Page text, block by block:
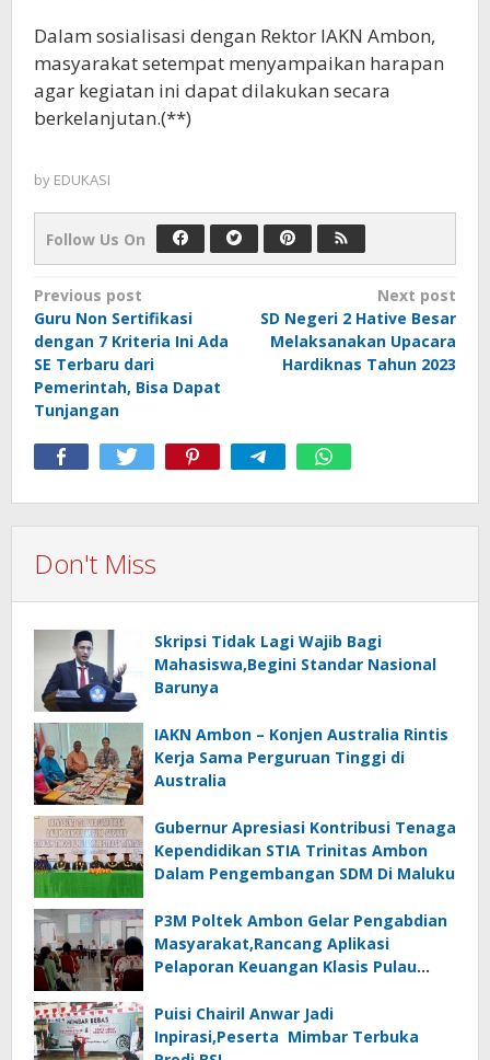
Dalam sosialisasi dengan Rektor IAKN Ambon,
masyarakat setempat menyampaikan harapan
agar kegiatan ini dapat dilakukan secara
berkelanjutan.(**)
by EDUKASI
Follow Us On
Post
navigation
Previous post
Guru Non Sertifikasi
dengan 7 Kriteria Ini Ada
SE Terbaru dari
Pemerintah, Bisa Dapat
Tunjangan
Next post
SD Negeri 2 Hative Besar
Melaksanakan Upacara
Hardiknas Tahun 2023
Don't Miss
Skripsi Tidak Lagi Wajib Bagi
Mahasiswa,Begini Standar Nasional
Barunya
IAKN Ambon – Konjen Australia Rintis
Kerja Sama Perguruan Tinggi di
Australia
Gubernur Apresiasi Kontribusi Tenaga
Kependidikan STIA Trinitas Ambon
Dalam Pengembangan SDM Di Maluku
P3M Poltek Ambon Gelar Pengabdian
Masyarakat,Rancang Aplikasi
Pelaporan Keuangan Klasis Pulau
Puisi Chairil Anwar Jadi
Inpirasi,Peserta Mimbar Terbuka